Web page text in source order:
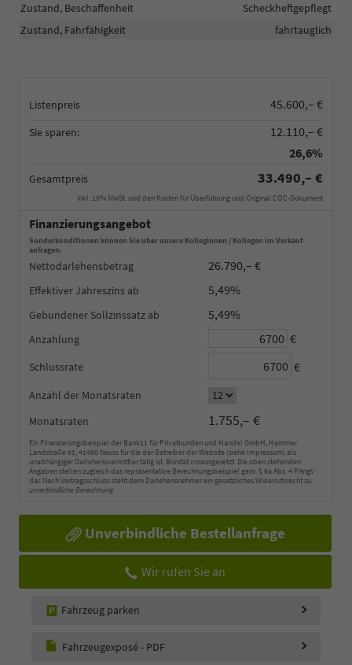
Listenpreis 45.600,– €
Sie sparen:
12.110,– €
26,6%
Gesamtpreis 33.490,– €
inkl. 19% MwSt. und den Kosten für Überführung und Original COC-Dokument
Finanzierungsangebot
Sonderkonditionen können Sie über unsere Kolleginnen / Kollegen im Verkauf
anfragen.
Nettodarlehensbetrag 26.790,– €
Effektiver Jahreszins 5,49%
Gebundener Sollzinssatz 5,49%
Anzahlung €
Schlussrate €
Anzahl der Monatsraten
Monatsraten
1.755,– €
Ein Finanzierungsbeispiel der Bank11 für Privatkunden und Handel GmbH, Hammer
Landstraße 91, 41460 Neuss für die der Betreiber der Website (siehe Impressum) als
unabhängiger Darlehensvermittler tätig ist. Bonität vorausgesetzt. Die oben stehenden
Angaben stellen zugleich das repräsentative Berechnungsbeispiel gem. § 6a Abs. 4 PAngV
dar. Nach Vertragsschluss steht dem Darlehensnehmer ein gesetzliches Widerrufsrecht zu.
unverbindliche Berechnung
Unverbindliche Bestellanfrage
Wir rufen Sie an
Fahrzeug parken
Fahrzeugexposé - PDF
Zustand, Beschaffenheit
Scheckheftgepflegt
Zustand, Fahrfähigkeit
fahrtauglich